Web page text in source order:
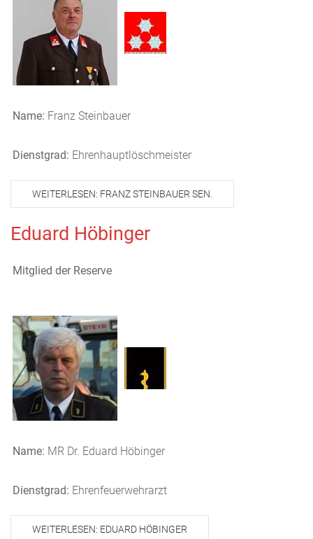
Name: Franz Steinbauer
Dienstgrad: Ehrenhauptlöschmeister
WEITERLESEN: FRANZ STEINBAUER SEN.
Eduard Höbinger
Mitglied der Reserve
Name: MR Dr. Eduard Höbinger
Dienstgrad: Ehrenfeuerwehrarzt
WEITERLESEN: EDUARD HÖBINGER